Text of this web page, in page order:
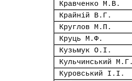
Кравченко М.В.
Крайній В.Г.
Круглов М.П.
Круць М.Ф.
Кузьмук О.І.
Кульчинський М.Г.
Куровський І.І.